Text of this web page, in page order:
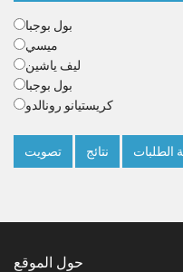
بول بوجبا
ميسي
ليف ياشين
بول بوجبا
كريستيانو رونالدو
تصويت نتائج
حول الموقع